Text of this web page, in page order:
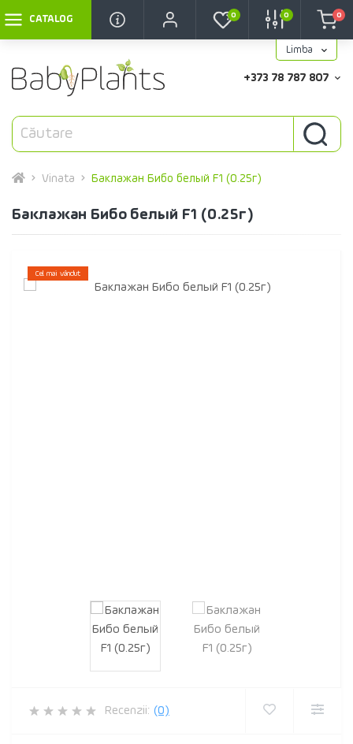
CATALOG
Limba
0 0 0
+373 78 787 807
Vinata Баклажан Бибо белый F1 (0.25г)
Баклажан Бибо белый F1 (0.25г)
Cel mai vândut
Recenzii: (0)